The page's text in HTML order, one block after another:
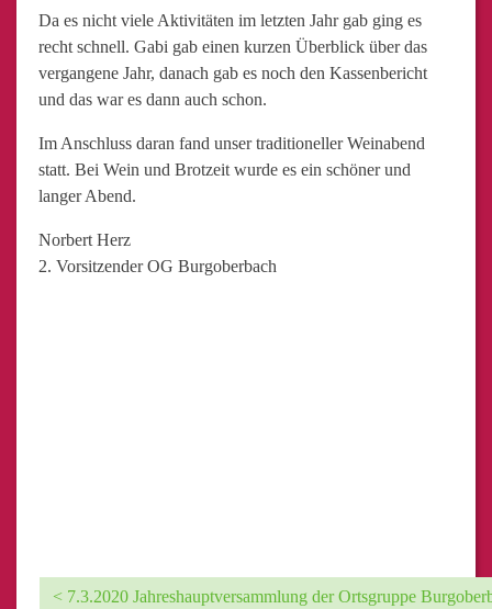
Da es nicht viele Aktivitäten im letzten Jahr gab ging es
recht schnell. Gabi gab einen kurzen Überblick über das
vergangene Jahr, danach gab es noch den Kassenbericht
und das war es dann auch schon.
Im Anschluss daran fand unser traditioneller Weinabend
statt. Bei Wein und Brotzeit wurde es ein schöner und
langer Abend.
Norbert Herz
2. Vorsitzender OG Burgoberbach
< 7.3.2020 Jahreshauptversammlung der Ortsgruppe